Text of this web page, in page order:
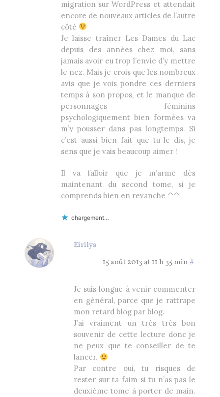
migration sur WordPress et attendait
encore de nouveaux articles de l’autre
côté
Je laisse traîner Les Dames du Lac
depuis des années chez moi, sans
jamais avoir eu trop l’envie d’y mettre
le nez. Mais je crois que les nombreux
avis que je vois pondre ces derniers
temps à son propos, et le manque de
personnages féminins
psychologiquement bien formées va
m’y pousser dans pas longtemps. Si
c’est aussi bien fait que tu le dis, je
sens que je vais beaucoup aimer !
Il va falloir que je m’arme dès
maintenant du second tome, si je
comprends bien en revanche ^^
chargement…
Eirilys
15 août 2013 at 11 h 35 min#
Je suis longue à venir commenter
en général, parce que je rattrape
mon retard blog par blog.
J’ai vraiment un très très bon
souvenir de cette lecture donc je
ne peux que te conseiller de te
lancer.
Par contre oui, tu risques de
rester sur ta faim si tu n’as pas le
deuxième tome à porter de main.